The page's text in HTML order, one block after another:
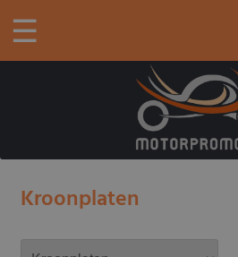
☰
Kroonplaten